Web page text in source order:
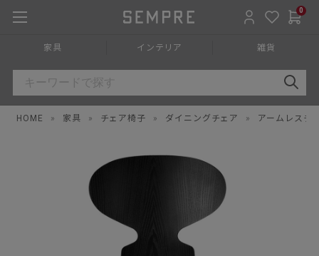
0
家具 インテリア 雑貨
HOME » 家具 » チェア椅子 » ダイニングチェア » アームレスチ